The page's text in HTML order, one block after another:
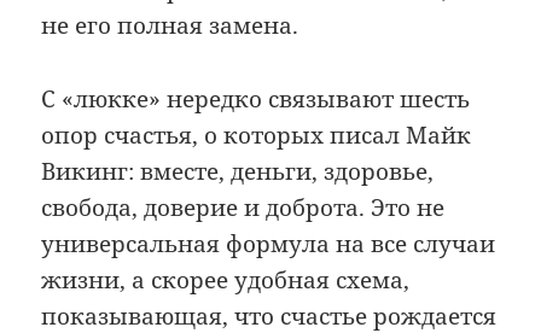
не его полная замена.
С «люкке» нередко связывают шесть
опор счастья, о которых писал Майк
Викинг: вместе, деньги, здоровье,
свобода, доверие и доброта. Это не
универсальная формула на все случаи
жизни, а скорее удобная схема,
показывающая, что счастье рождается